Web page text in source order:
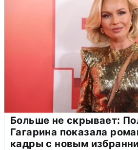
Больше не скрывает:
Гагарина показала
кадры с новым